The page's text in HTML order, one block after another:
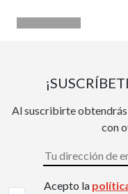
Al suscribirte obtendrás
con
Acepto la